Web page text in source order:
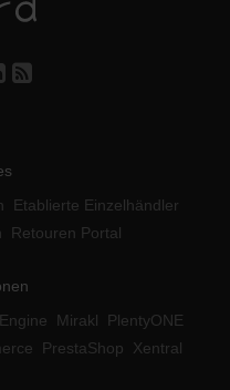
Etablierte Einzelhändler
Retouren Portal
Mirakl
PlentyONE
PrestaShop Xentral